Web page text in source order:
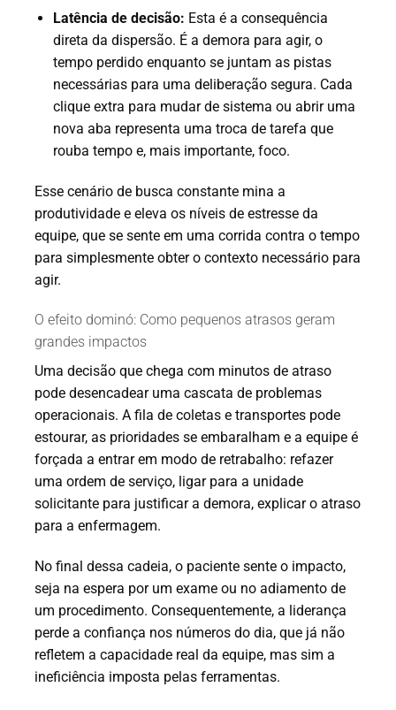
Latência de decisão: Esta é a consequência
direta da dispersão. É a demora para agir, o
tempo perdido enquanto se juntam as pistas
necessárias para uma deliberação segura. Cada
clique extra para mudar de sistema ou abrir uma
nova aba representa uma troca de tarefa que
rouba tempo e, mais importante, foco.
Esse cenário de busca constante mina a
produtividade e eleva os níveis de estresse da
equipe, que se sente em uma corrida contra o tempo
para simplesmente obter o contexto necessário para
agir.
O efeito dominó: Como pequenos atrasos geram
grandes impactos
Uma decisão que chega com minutos de atraso
pode desencadear uma cascata de problemas
operacionais. A fila de coletas e transportes pode
estourar, as prioridades se embaralham e a equipe é
forçada a entrar em modo de retrabalho: refazer
uma ordem de serviço, ligar para a unidade
solicitante para justificar a demora, explicar o atraso
para a enfermagem.
No final dessa cadeia, o paciente sente o impacto,
seja na espera por um exame ou no adiamento de
um procedimento. Consequentemente, a liderança
perde a confiança nos números do dia, que já não
refletem a capacidade real da equipe, mas sim a
ineficiência imposta pelas ferramentas.